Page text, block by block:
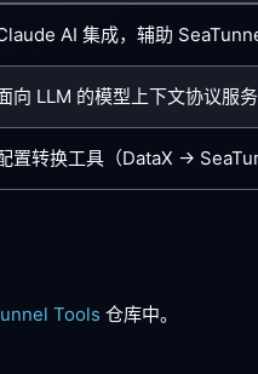
AI 集成，辅助
向 LLM 的模型上下文协议服务
置转换工具（DataX →
Tools 仓库中。